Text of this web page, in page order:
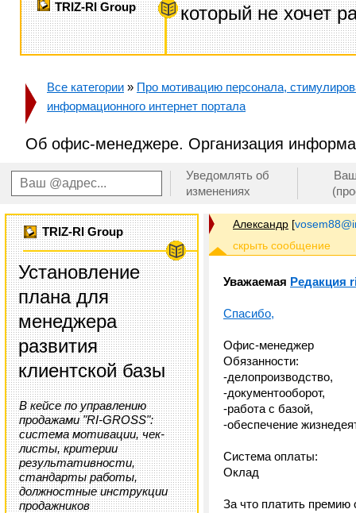
TRIZ-RI Group
который не хочет
Все категории » Про мотивацию персонала,
информационного интернет портала
Об офис-менеджере. Организация
Уведомлять об
изменениях
TRIZ-RI Group
Установление
плана для
менеджера
развития
клиентской базы
В кейсе по управлению
продажами "RI-GROSS":
система мотивации, чек-
листы, критерии
результативности,
стандарты работы,
должностные инструкции
продажников
Александр [
Уважаемая Редакция
Спасибо,
Офис-менеджер
Обязанности:
-делопроизводство,
-документооборот,
-работа с базой,
-обеспечение
Система оплаты:
Оклад
За что платить